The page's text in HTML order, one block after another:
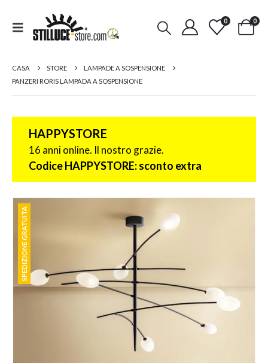
0 0
CASA STORE
LAMPADE A SOSPENSIONE
PANZERI RORIS LAMPADA A SOSPENSIONE
HAPPYSTORE
16 anni online. Il nostro grazie.
Codice HAPPYSTORE: sconto extra
SPEDIZIONE GRATUITA
SPEDIZIONE GRATUITA